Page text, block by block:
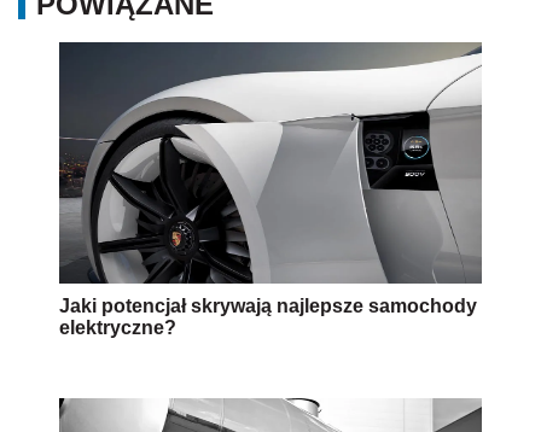
Jaki potencjał skrywają najlepsze samochody
elektryczne?